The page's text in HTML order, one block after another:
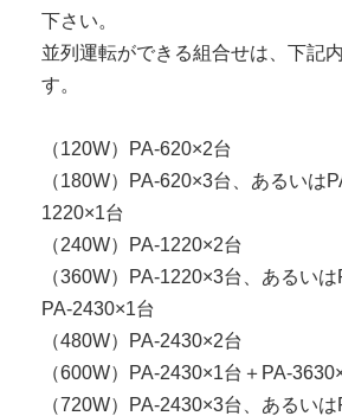
下さい。
並列運転ができる組合せは、下記
す。
（120W）PA-620×2台
（180W）PA-620×3台、あるいは
1220×1台
（240W）PA-1220×2台
（360W）PA-1220×3台、あるい
PA-2430×1台
（480W）PA-2430×2台
（600W）PA-2430×1台＋PA-
（720W）PA-2430×3台、あるい